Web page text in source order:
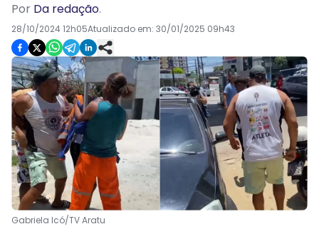
Por Da redação.
28/10/2024 12h05Atualizado em: 30/01/2025 09h43
Gabriela Icó/TV Aratu